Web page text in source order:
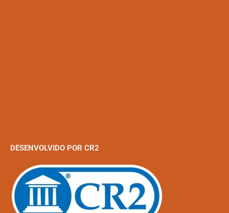
DESENVOLVIDO POR CR2